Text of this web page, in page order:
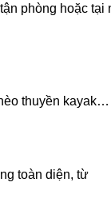
phòng hoặc tại
thuyền kayak…
toàn diện, từ